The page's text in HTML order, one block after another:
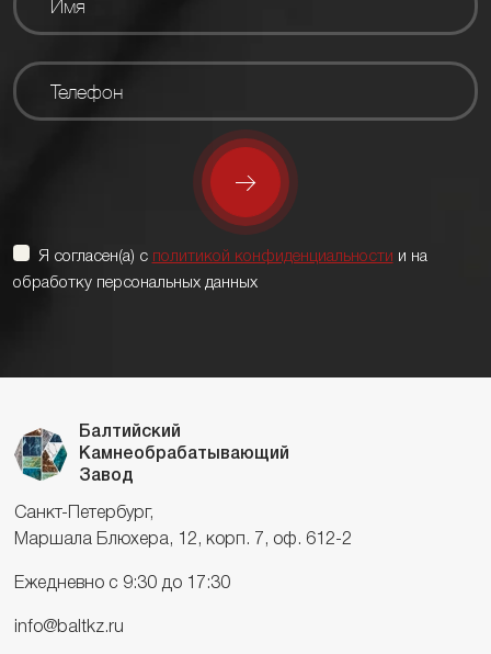
Я согласен(а) с политикой конфиденциальности и на
обработку персональных данных
Балтийский
Камнеобрабатывающий
Завод
Санкт-Петербург,
Маршала Блюхера, 12, корп. 7, оф. 612-2
Ежедневно с 9:30 до 17:30
info@baltkz.ru